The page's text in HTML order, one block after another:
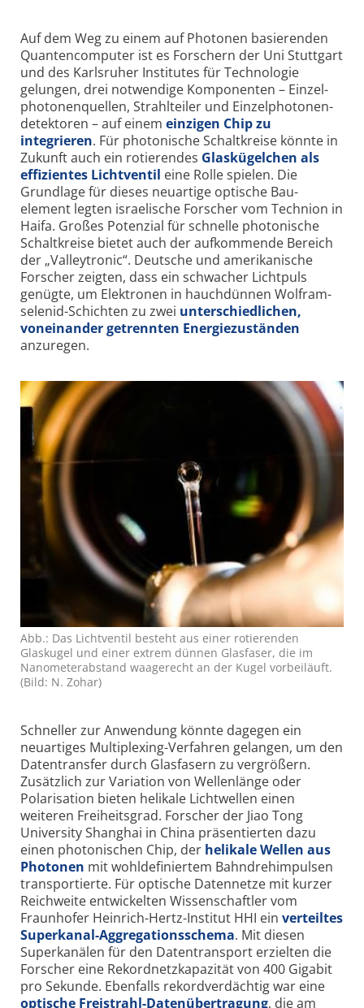
Auf dem Weg zu einem auf Photonen basierenden
Quantencomputer ist es Forschern der Uni Stuttgart
und des Karlsruher Institutes für Technologie
gelungen, drei notwendige Komponenten – Einzel­
photonen­quellen, Strahl­teiler und Einzel­photonen­
detektoren – auf einem einzigen Chip zu
integrieren. Für photonische Schalt­kreise könnte in
Zukunft auch ein rotierendes Glas­kügelchen als
effizientes Licht­ventil eine Rolle spielen. Die
Grundlage für dieses neu­artige optische Bau­
element legten israelische Forscher vom Technion in
Haifa. Großes Potenzial für schnelle photonische
Schalt­kreise bietet auch der aufkommende Bereich
der „Valleytronic“. Deutsche und amerikanische
Forscher zeigten, dass ein schwacher Licht­puls
genügte, um Elektronen in hauch­dünnen Wolfram­
selenid-Schichten zu zwei unter­schiedlichen,
voneinander getrennten Energie­zuständen
anzuregen.
Abb.: Das Lichtventil besteht aus einer rotierenden
Glaskugel und einer extrem dünnen Glasfaser, die im
Nanometerabstand waagerecht an der Kugel vorbeiläuft.
(Bild: N. Zohar)
Schneller zur Anwendung könnte dagegen ein
neuartiges Multi­plexing-Verfahren gelangen, um den
Daten­transfer durch Glas­fasern zu vergrößern.
Zusätzlich zur Variation von Wellen­länge oder
Polarisation bieten helikale Licht­wellen einen
weiteren Freiheits­grad. Forscher der Jiao Tong
University Shanghai in China präsentierten dazu
einen photonischen Chip, der helikale Wellen aus
Photonen mit wohl­definiertem Bahn­dreh­impulsen
transportierte. Für optische Daten­netze mit kurzer
Reich­weite entwickelten Wissen­schaftler vom
Fraunhofer Heinrich-Hertz-Institut HHI ein verteiltes
Superkanal-Aggregations­schema. Mit diesen
Super­kanälen für den Daten­transport erzielten die
Forscher eine Rekord­netz­kapazität von 400 Gigabit
pro Sekunde. Eben­falls rekord­verdächtig war eine
optische Frei­strahl-Daten­übertragung, die am